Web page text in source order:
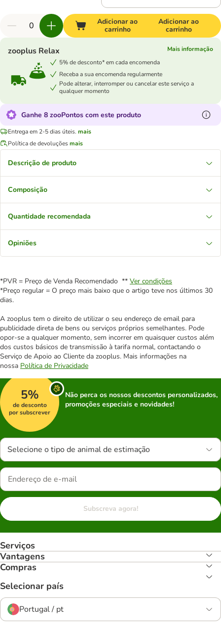
Adicionar ao
carrinho
Adicionar ao
carrinho
zooplus Relax
Mais informação
5% de desconto* em cada encomenda
Receba a sua encomenda regularmente
Pode alterar, interromper ou cancelar este serviço a
qualquer momento
Ganhe 8 zooPontos com este produto
Entrega em 2-5 dias úteis. mais
Política de devoluçõesmais
Descrição de produto
Composição
Quantidade recomendada
Opiniões
*PVR = Preço de Venda Recomendado ** Ver condições
*Preço regular = O preço mais baixo que o artigo teve nos últimos 30
dias.
A zooplus tem o direito de utilizar o seu endereço de email para
publicidade direta de bens ou serviços próprios semelhantes. Pode
opor-se a qualquer momento, sem incorrer em quaisquer custos além
dos custos básicos de transmissão à tarifa normal, contactando o
Serviço de Apoio ao Cliente da zooplus. Mais informações na
nossa Política de Privacidade
5%
de desconto
por subscrever
Não perca os nossos descontos personalizados,
promoções especiais e novidades!
Selecione o tipo de animal de estimação
Subscreva agora!
Serviços
Vantagens
Compras
Selecionar país
Portugal / pt